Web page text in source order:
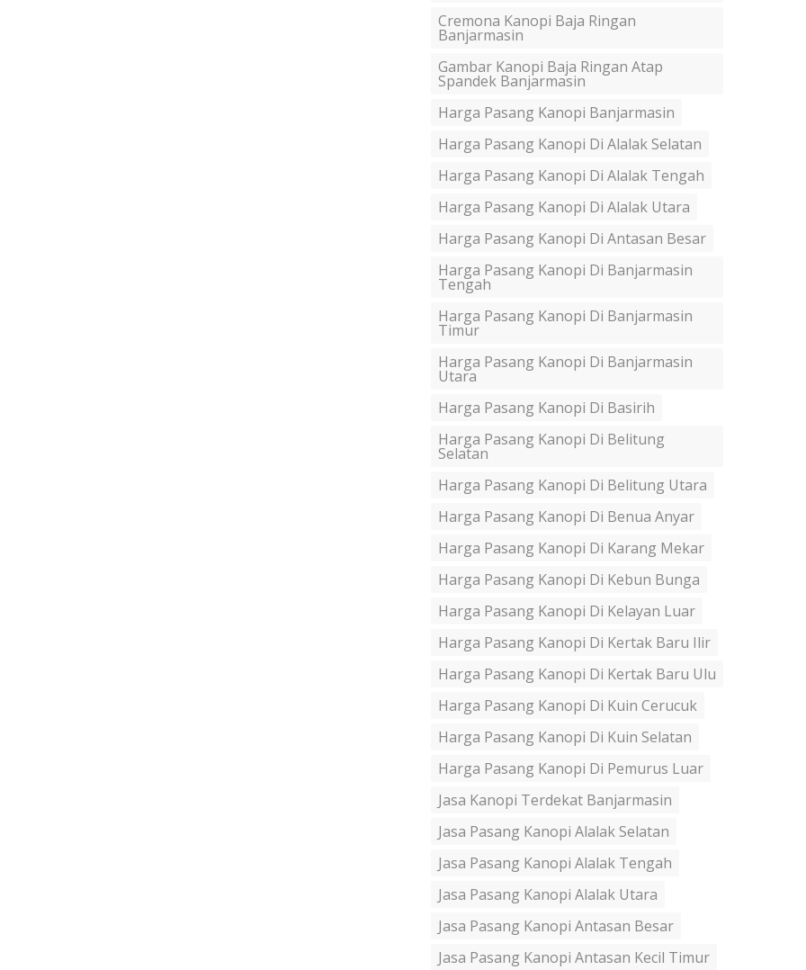
Cremona Kanopi Baja Ringan
Banjarmasin
Gambar Kanopi Baja Ringan Atap
Spandek Banjarmasin
Harga Pasang Kanopi Banjarmasin
Harga Pasang Kanopi Di Alalak Selatan
Harga Pasang Kanopi Di Alalak Tengah
Harga Pasang Kanopi Di Alalak Utara
Harga Pasang Kanopi Di Antasan Besar
Harga Pasang Kanopi Di Banjarmasin
Tengah
Harga Pasang Kanopi Di Banjarmasin
Timur
Harga Pasang Kanopi Di Banjarmasin
Utara
Harga Pasang Kanopi Di Basirih
Harga Pasang Kanopi Di Belitung
Selatan
Harga Pasang Kanopi Di Belitung Utara
Harga Pasang Kanopi Di Benua Anyar
Harga Pasang Kanopi Di Karang Mekar
Harga Pasang Kanopi Di Kebun Bunga
Harga Pasang Kanopi Di Kelayan Luar
Harga Pasang Kanopi Di Kertak Baru Ilir
Harga Pasang Kanopi Di Kertak Baru Ulu
Harga Pasang Kanopi Di Kuin Cerucuk
Harga Pasang Kanopi Di Kuin Selatan
Harga Pasang Kanopi Di Pemurus Luar
Jasa Kanopi Terdekat Banjarmasin
Jasa Pasang Kanopi Alalak Selatan
Jasa Pasang Kanopi Alalak Tengah
Jasa Pasang Kanopi Alalak Utara
Jasa Pasang Kanopi Antasan Besar
Jasa Pasang Kanopi Antasan Kecil Timur